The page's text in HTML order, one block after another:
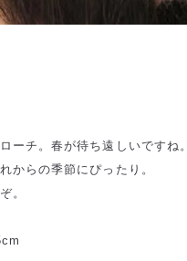
ーチ。春が待ち遠しいですね。
からの季節にぴったり。
。